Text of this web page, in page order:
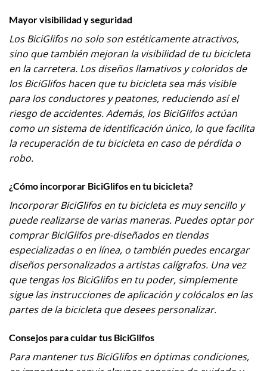
Mayor visibilidad y seguridad
Los BiciGlifos no solo son estéticamente atractivos,
sino que también mejoran la visibilidad de tu bicicleta
en la carretera. Los diseños llamativos y coloridos de
los BiciGlifos hacen que tu bicicleta sea más visible
para los conductores y peatones, reduciendo así el
riesgo de accidentes. Además, los BiciGlifos actúan
como un sistema de identificación único, lo que facilita
la recuperación de tu bicicleta en caso de pérdida o
robo.
¿Cómo incorporar BiciGlifos en tu bicicleta?
Incorporar BiciGlifos en tu bicicleta es muy sencillo y
puede realizarse de varias maneras. Puedes optar por
comprar BiciGlifos pre-diseñados en tiendas
especializadas o en línea, o también puedes encargar
diseños personalizados a artistas calígrafos. Una vez
que tengas los BiciGlifos en tu poder, simplemente
sigue las instrucciones de aplicación y colócalos en las
partes de la bicicleta que desees personalizar.
Consejos para cuidar tus BiciGlifos
Para mantener tus BiciGlifos en óptimas condiciones,